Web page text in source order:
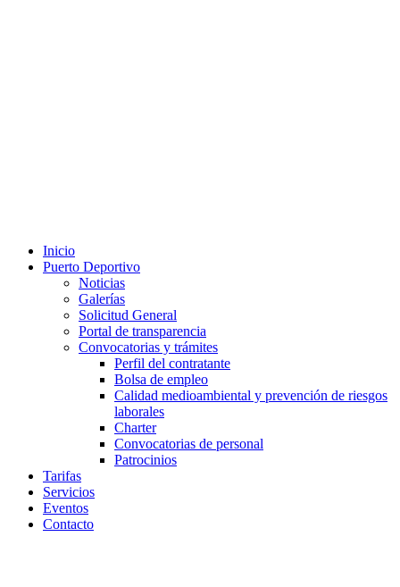
Inicio
Puerto Deportivo
Noticias
Galerías
Solicitud General
Portal de transparencia
Convocatorias y trámites
Perfil del contratante
Bolsa de empleo
Calidad medioambiental y prevención de riesgos
laborales
Charter
Convocatorias de personal
Patrocinios
Tarifas
Servicios
Eventos
Contacto